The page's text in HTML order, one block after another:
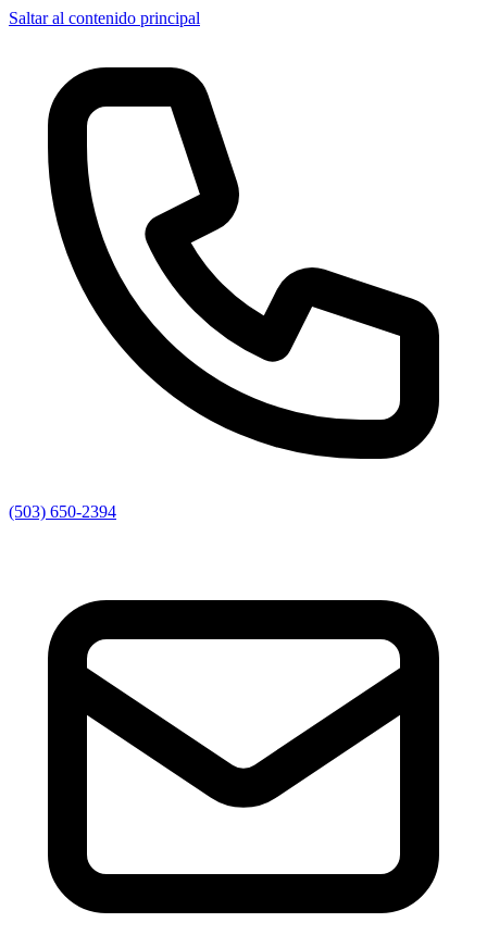
Saltar al contenido principal
(503) 650-2394